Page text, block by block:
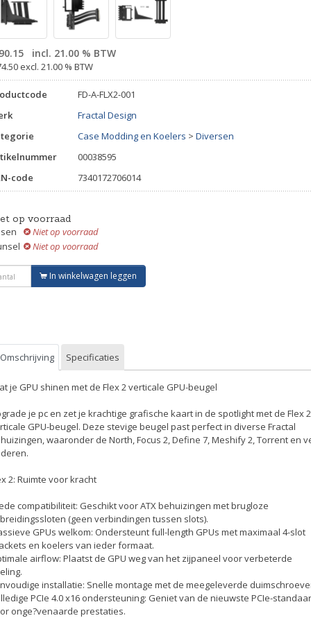
incl. 21.00 % BTW
excl. 21.00 % BTW
FD-A-FLX2-001
Fractal Design
Case Modding en Koelers > Diversen
00038595
code
7340172706014
op voorraad
Niet op voorraad
Niet op voorraad
In winkelwagen leggen
Omschrijving Specificaties
je GPU shinen met de Flex 2 verticale GPU-beugel
je pc en zet je krachtige grafische kaart in de spotlight met de Flex 2
GPU-beugel. Deze stevige beugel past perfect in diverse Fractal
waaronder de North, Focus 2, Define 7, Meshify 2, Torrent en
2: Ruimte voor kracht
compatibiliteit: Geschikt voor ATX behuizingen met brugloze
(geen verbindingen tussen slots).
GPUs welkom: Ondersteunt full-length GPUs met maximaal 4-slot
en koelers van ieder formaat.
airflow: Plaatst de GPU weg van het zijpaneel voor verbeterde
installatie: Snelle montage met de meegeleverde
PCIe 4.0 x16 ondersteuning: Geniet van de nieuwste PCIe-
onge?venaarde prestaties.